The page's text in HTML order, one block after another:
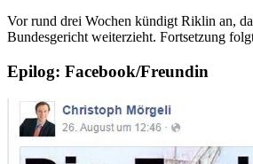
Vor rund drei Wochen kündigt Riklin an,
Bundesgericht weiterzieht. Fortsetzung
Epilog: Facebook/Freundin